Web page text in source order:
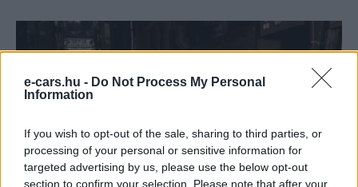
e-cars.hu - Do Not Process My Personal
Information
If you wish to opt-out of the sale, sharing to third parties, or
processing of your personal or sensitive information for
targeted advertising by us, please use the below opt-out
section to confirm your selection. Please note that after your
Elektromos autó